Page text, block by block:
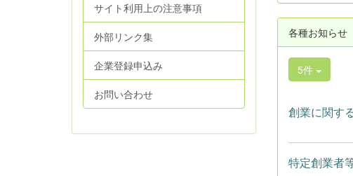
各種お知らせ
5件
創業に関す
特定創業者
サイト利用上の注意事項
外部リンク集
企業登録申込み
お問い合わせ